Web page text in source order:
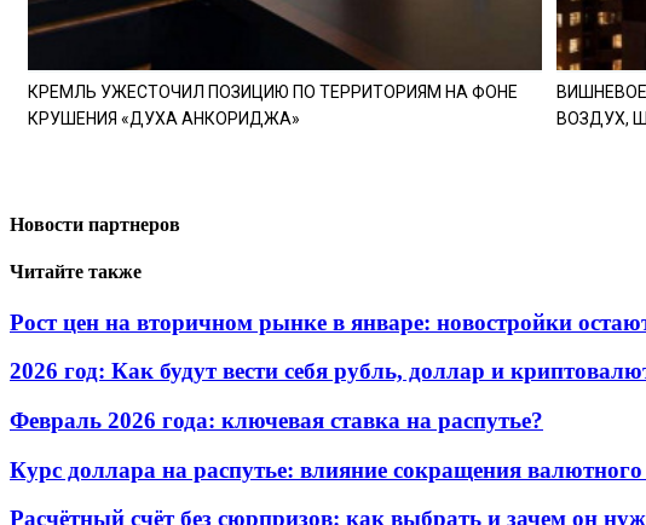
КРЕМЛЬ УЖЕСТОЧИЛ ПОЗИЦИЮ ПО ТЕРРИТОРИЯМ НА ФОНЕ
КРУШЕНИЯ «ДУХА АНКОРИДЖА»
ВОЗДУХ,
Новости партнеров
Читайте также
Рост цен на вторичном рынке в январе: новостройки
2026 год: Как будут вести себя рубль, доллар и
Февраль 2026 года: ключевая ставка на распутье?
Курс доллара на распутье: влияние сокращения
Расчётный счёт без сюрпризов: как выбрать и зачем он